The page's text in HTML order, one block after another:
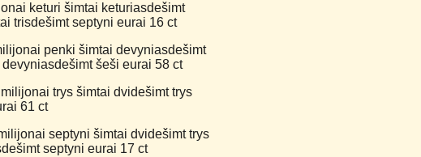
keturi šimtai keturiasdešimt
trisdešimt septyni eurai 16 ct
penki šimtai devyniasdešimt
šeši eurai 58 ct
trys šimtai dvidešimt trys
61 ct
septyni šimtai dvidešimt trys
septyni eurai 17 ct